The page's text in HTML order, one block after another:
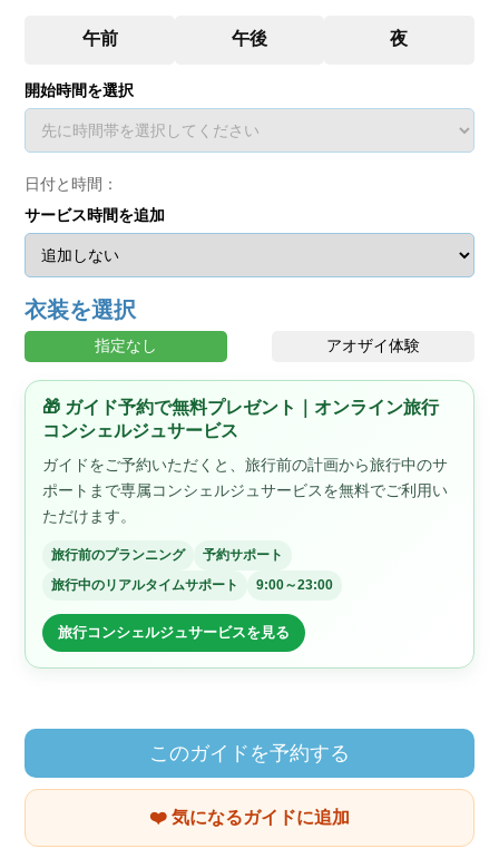
開始時間を選択
日付と時間：
サービス時間を追加
衣装を選択
指定なし アオザイ体験
🎁 ガイド予約で無料プレゼント｜オンライン旅行
コンシェルジュサービス
ガイドをご予約いただくと、旅行前の計画から旅行中のサ
ポートまで専属コンシェルジュサービスを無料でご利用い
ただけます。
旅行前のプランニング
予約サポート
旅行中のリアルタイムサポート
9:00～23:00
旅行コンシェルジュサービスを見る
このガイドを予約する
❤️ 気になるガイドに追加